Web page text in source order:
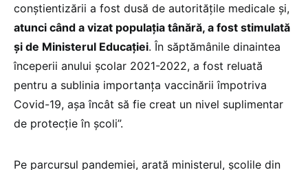
conștientizării a fost dusă de autoritățile medicale și,
atunci când a vizat populația tânără, a fost stimulată
și de Ministerul Educației. În săptămânile dinaintea
începerii anului școlar 2021-2022, a fost reluată
pentru a sublinia importanța vaccinării împotriva
Covid-19, așa încât să fie creat un nivel suplimentar
de protecție în școli”.
Pe parcursul pandemiei, arată ministerul, școlile din